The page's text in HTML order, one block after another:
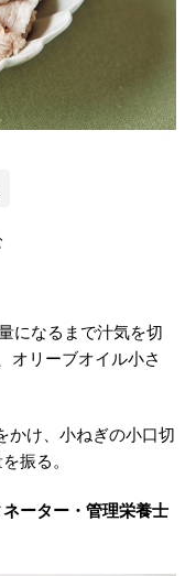
になるまで汁気を切
オリーブオイル小さ
かけ、小ねぎの小口切
振る。
ーター・管理栄養士